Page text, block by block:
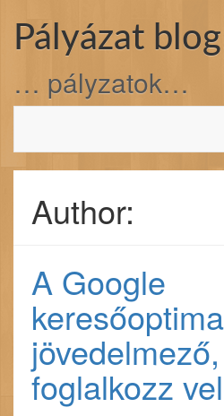
Pályázat blog
… pályzatok…
Author:
A Google
jövedelmező,
foglalkozz